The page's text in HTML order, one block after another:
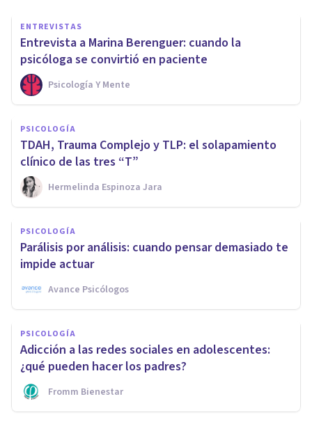
ENTREVISTAS
Entrevista a Marina Berenguer: cuando la
psicóloga se convirtió en paciente
Psicología Y Mente
PSICOLOGÍA
TDAH, Trauma Complejo y TLP: el solapamiento
clínico de las tres “T”
Hermelinda Espinoza Jara
PSICOLOGÍA
Parálisis por análisis: cuando pensar demasiado te
impide actuar
Avance Psicólogos
PSICOLOGÍA
Adicción a las redes sociales en adolescentes:
¿qué pueden hacer los padres?
Fromm Bienestar